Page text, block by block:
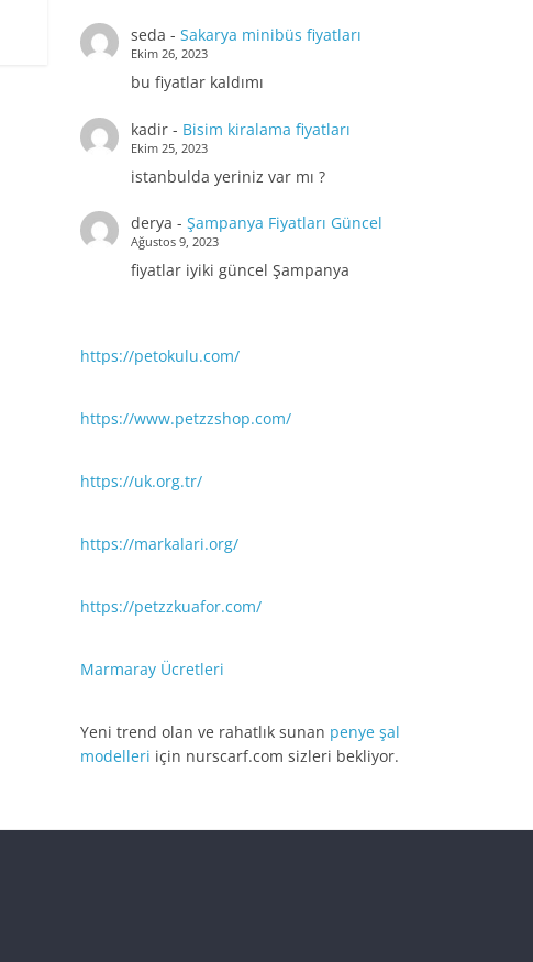
seda - Sakarya minibüs fiyatları
Ekim 26, 2023
bu fiyatlar kaldımı
kadir- Bisim kiralama fiyatları
Ekim 25, 2023
istanbulda yeriniz var mı ?
derya - Şampanya Fiyatları Güncel
Ağustos 9, 2023
fiyatlar iyiki güncel Şampanya
https://petokulu.com/
https://www.petzzshop.com/
https://uk.org.tr/
https://markalari.org/
https://petzzkuafor.com/
Marmaray Ücretleri
Yeni trend olan ve rahatlık sunan penye şal
modelleri için nurscarf.com sizleri bekliyor.